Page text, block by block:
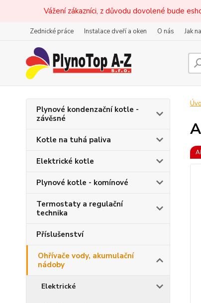
Vážení zákazníci, z důvodu dovolené bude
Zednické práce Instalace dveří a oken O nás Jak
Plynové kondenzační kotle -
závěsné
Kotle na tuhá paliva
Elektrické kotle
Plynové kotle - komínové
Termostaty a regulační
technika
Příslušenství
Ohřívače vody, akumulační
nádoby
Elektrické